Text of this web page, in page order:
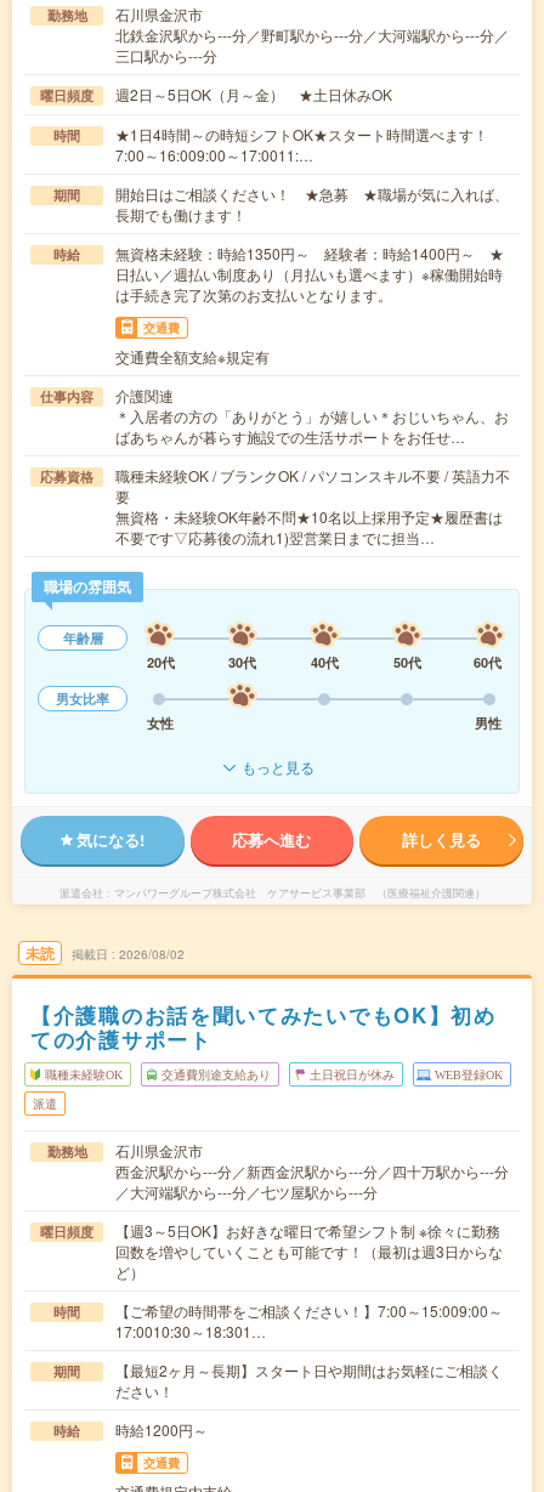
勤務地
石川県金沢市
北鉄金沢駅から---分／野町駅から---分／大河端駅から---分／
三口駅から---分
曜日頻度 週2日～5日OK（月～金） ★土日休みOK
時間
★1日4時間～の時短シフトOK★スタート時間選べます！
7:00～16:009:00～17:0011:…
期間
開始日はご相談ください！ ★急募 ★職場が気に入れば、
長期でも働けます！
時給
無資格未経験：時給1350円～ 経験者：時給1400円～ ★
日払い／週払い制度あり（月払いも選べます）※稼働開始時
は手続き完了次第のお支払いとなります。
交通費
交通費全額支給※規定有
仕事内容
介護関連
＊入居者の方の「ありがとう」が嬉しい＊おじいちゃん、お
ばあちゃんが暮らす施設での生活サポートをお任せ…
応募資格
職種未経験OK / ブランクOK / パソコンスキル不要 / 英語力不
要
無資格・未経験OK年齢不問★10名以上採用予定★履歴書は
不要です▽応募後の流れ1)翌営業日までに担当…
職場の雰囲気
年齢層
20代
30代 40代 50代
60代
男女比率
女性
男性
もっと見る
気になる! 応募へ進む 詳しく見る
派遣会社 マンパワーグループ株式会社 ケアサービス事業部 （医療福祉介護関連）
未読 掲載日 2026/08/02
【介護職のお話を聞いてみたいでもOK】初め
ての介護サポート
職種未経験OK 交通費別途支給あり 土日祝日が休み WEB登録OK
派遣
勤務地
石川県金沢市
西金沢駅から---分／新西金沢駅から---分／四十万駅から---分
／大河端駅から---分／七ツ屋駅から---分
曜日頻度
【週3～5日OK】お好きな曜日で希望シフト制 ※徐々に勤務
回数を増やしていくことも可能です！（最初は週3日からな
ど）
時間
【ご希望の時間帯をご相談ください！】7:00～15:009:00～
17:0010:30～18:301…
期間
【最短2ヶ月～長期】スタート日や期間はお気軽にご相談く
ださい！
時給 時給1200円～
交通費